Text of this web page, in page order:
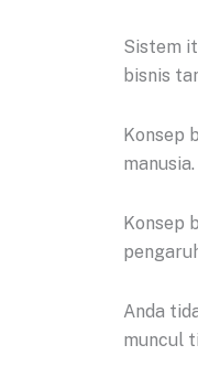
Sistem
bisnis
Konsep
manusia.
Konsep
Anda
muncul